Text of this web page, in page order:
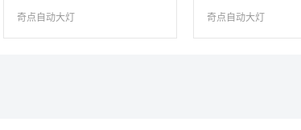
奇点自动大灯
奇点自动大灯